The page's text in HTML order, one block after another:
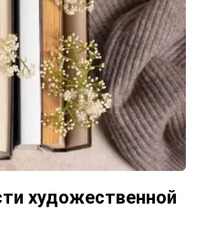
художественной